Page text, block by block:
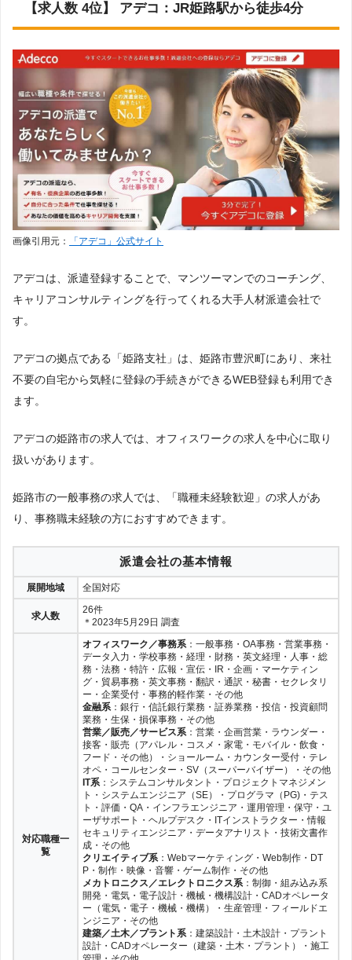
【求人数 4位】 アデコ：JR姫路駅から徒歩4分
画像引用元： 「アデコ」公式サイト
アデコは、派遣登録することで、マンツーマンでのコーチング、
キャリアコンサルティングを行ってくれる大手人材派遣会社で
す。
アデコの拠点である「姫路支社」は、姫路市豊沢町にあり、来社
不要の自宅から気軽に登録の手続きができるWEB登録も利用でき
ます。
アデコの姫路市の求人では、オフィスワークの求人を中心に取り
扱いがあります。
姫路市の一般事務の求人では、「職種未経験歓迎」の求人があ
り、事務職未経験の方におすすめできます。
派遣会社の基本情報
展開地域 全国対応
求人数
26件
＊2023年5月29日 調査
対応職種一
覧
オフィスワーク／事務系：一般事務・OA事務・営業事務・
データ入力・学校事務・経理・財務・英文経理・人事・総
務・法務・特許・広報・宣伝・IR・企画・マーケティン
グ・貿易事務・英文事務・翻訳・通訳・秘書・セクレタリ
ー・企業受付・事務的軽作業・その他
金融系：銀行・信託銀行業務・証券業務・投信・投資顧問
業務・生保・損保事務・その他
営業／販売／サービス系：営業・企画営業・ラウンダー・
接客・販売（アパレル・コスメ・家電・モバイル・飲食・
フード・その他）・ショールーム・カウンター受付・テレ
オペ・コールセンター・SV（スーパーバイザー）・その他
IT系：システムコンサルタント・プロジェクトマネジメン
ト・システムエンジニア（SE）・プログラマ（PG)・テス
ト・評価・QA・インフラエンジニア・運用管理・保守・ユ
ーザサポート・ヘルプデスク・ITインストラクター・情報
セキュリティエンジニア・データアナリスト・技術文書作
成・その他
クリエイティブ系：Webマーケティング・Web制作・DT
P・制作・映像・音響・ゲーム制作・その他
メカトロニクス／エレクトロニクス系：制御・組み込み系
開発・電気・電子設計・機械・機構設計・CADオペレータ
ー（電気・電子・機械・機構）・生産管理・フィールドエ
ンジニア・その他
建築／土木／プラント系：建築設計・土木設計・プラント
設計・CADオペレーター（建築・土木・プラント）・施工